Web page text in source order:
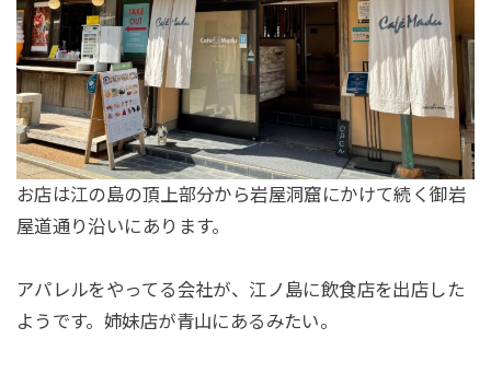
お店は江の島の頂上部分から岩屋洞窟にかけて続く御岩
屋道通り沿いにあります。
アパレルをやってる会社が、江ノ島に飲食店を出店した
ようです。姉妹店が青山にあるみたい。